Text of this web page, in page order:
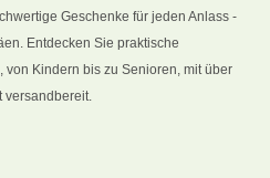
Geschenke für jeden Anlass -
Entdecken Sie praktische
von Kindern bis zu Senioren, mit über
versandbereit.